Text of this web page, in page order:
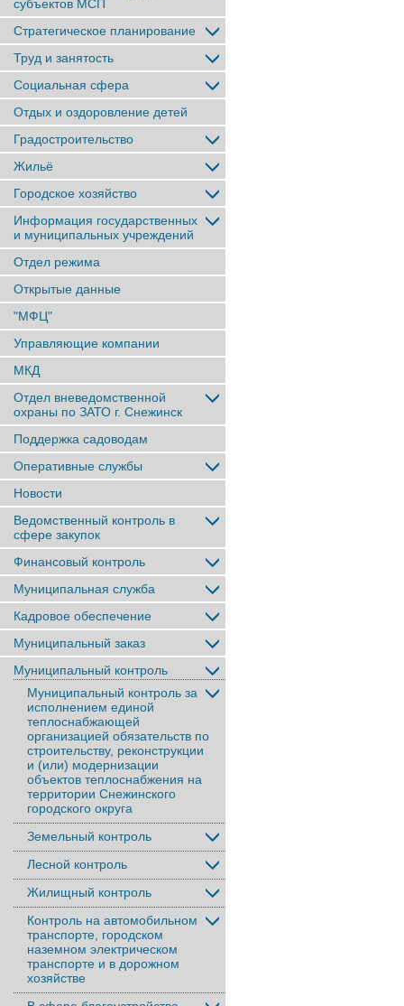
субъектов МСП
Стратегическое планирование
Труд и занятость
Социальная сфера
Отдых и оздоровление детей
Градостроительство
Жильё
Городское хозяйство
Информация государственных
и муниципальных учреждений
Отдел режима
Открытые данные
"МФЦ"
Управляющие компании
МКД
Отдел вневедомственной
охраны по ЗАТО г. Снежинск
Поддержка садоводам
Оперативные службы
Новости
Ведомственный контроль в
сфере закупок
Финансовый контроль
Муниципальная служба
Кадровое обеспечение
Муниципальный заказ
Муниципальный контроль
Муниципальный контроль за
исполнением единой
теплоснабжающей
организацией обязательств по
строительству, реконструкции
и (или) модернизации
объектов теплоснабжения на
территории Снежинского
городского округа
Земельный контроль
Лесной контроль
Жилищный контроль
Контроль на автомобильном
транспорте, городском
наземном электрическом
транспорте и в дорожном
хозяйстве